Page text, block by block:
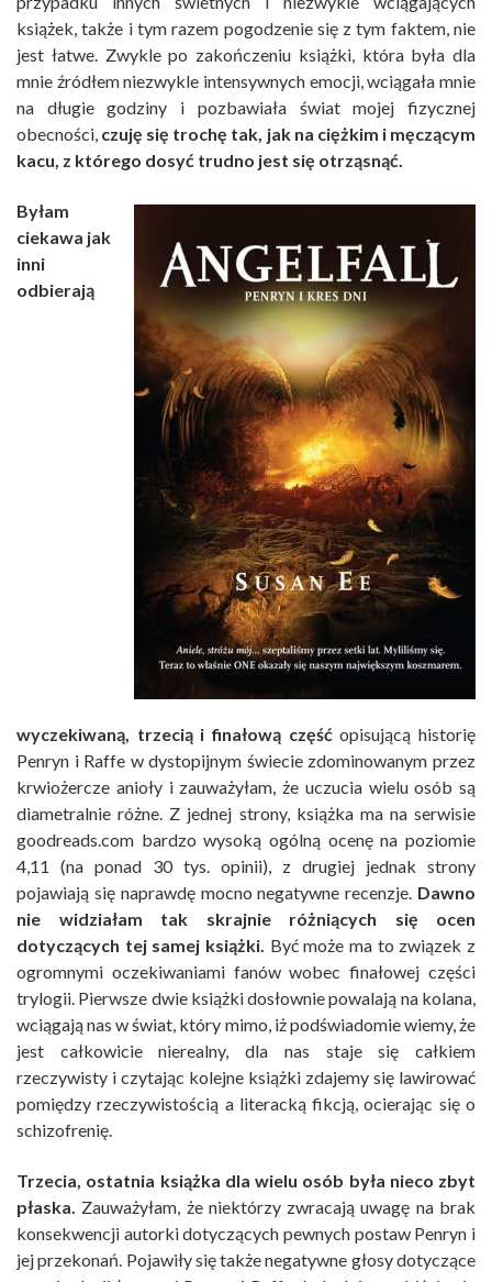
książek, także i tym razem pogodzenie się z tym faktem, nie
jest łatwe. Zwykle po zakończeniu książki, która była dla
mnie źródłem niezwykle intensywnych emocji, wciągała mnie
na długie godziny i pozbawiała świat mojej fizycznej
obecności, czuję się trochę tak, jak na ciężkim i męczącym
kacu, z którego dosyć trudno jest się otrząsnąć.
Byłam
ciekawa jak
inni
odbierają
wyczekiwaną, trzecią i finałową częśćopisującą historię
Penryn i Raffe w dystopijnym świecie zdominowanym przez
krwiożercze anioły i zauważyłam, że uczucia wielu osób są
diametralnie różne. Z jednej strony, książka ma na serwisie
goodreads.com bardzo wysoką ogólną ocenę na poziomie
4,11 (na ponad 30 tys. opinii), z drugiej jednak strony
pojawiają się naprawdę mocno negatywne recenzje. Dawno
nie widziałam tak skrajnie różniących się ocen
dotyczących tej samej książki. Być może ma to związek z
ogromnymi oczekiwaniami fanów wobec finałowej części
trylogii. Pierwsze dwie książki dosłownie powalają na kolana,
wciągają nas w świat, który mimo, iż podświadomie wiemy, że
jest całkowicie nierealny, dla nas staje się całkiem
rzeczywisty i czytając kolejne książki zdajemy się lawirować
pomiędzy rzeczywistością a literacką fikcją, ocierając się o
schizofrenię.
Trzecia, ostatnia książka dla wielu osób była nieco zbyt
płaska. Zauważyłam, że niektórzy zwracają uwagę na brak
konsekwencji autorki dotyczących pewnych postaw Penryn i
jej przekonań. Pojawiły się także negatywne głosy dotyczące